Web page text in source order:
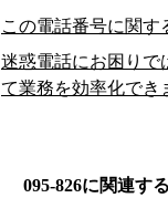
この電話番号に関す
迷惑電話にお困りで
て業務を効率化でき
095-826に関連す